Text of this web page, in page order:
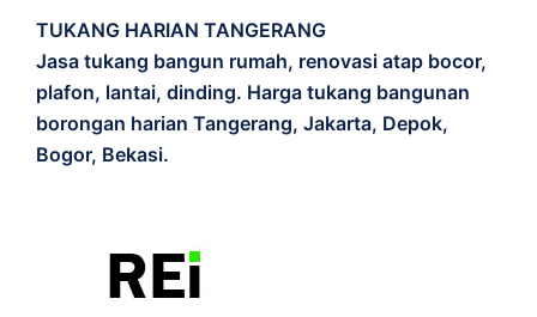
TUKANG HARIAN TANGERANG
Jasa tukang bangun rumah, renovasi atap bocor,
plafon, lantai, dinding. Harga tukang bangunan
borongan harian Tangerang, Jakarta, Depok,
Bogor, Bekasi.